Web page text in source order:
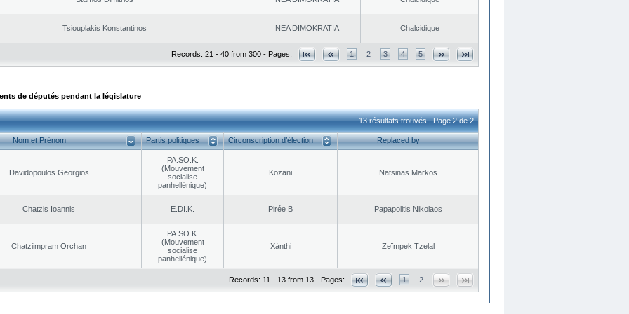
Tsiouplakis Konstantinos NEA DΙMOKRATIA Chalcidique
Records: 21 - 40 from 300 - Pages: 1 2 3 4 5
de députés pendant la législature
13 résultats trouvés | Page 2 de 2
Nom et Prénom Partis politiques Circonscription d’élection Replaced by
Davidopoulos Georgios
PA.SO.K.
(Mouvement
socialise
panhellénique)
Kozani Natsinas Markos
Chatzis Ioannis E.DI.K. Pirée B Papapolitis Nikolaos
Chatziimpram Orchan
PA.SO.K.
(Mouvement
socialise
panhellénique)
Xánthi Zeïmpek Tzelal
Records: 11 - 13 from 13 - Pages: 1 2